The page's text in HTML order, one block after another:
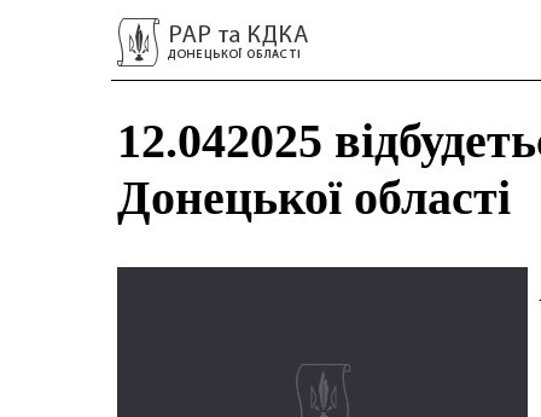
12.042025
Донецької області